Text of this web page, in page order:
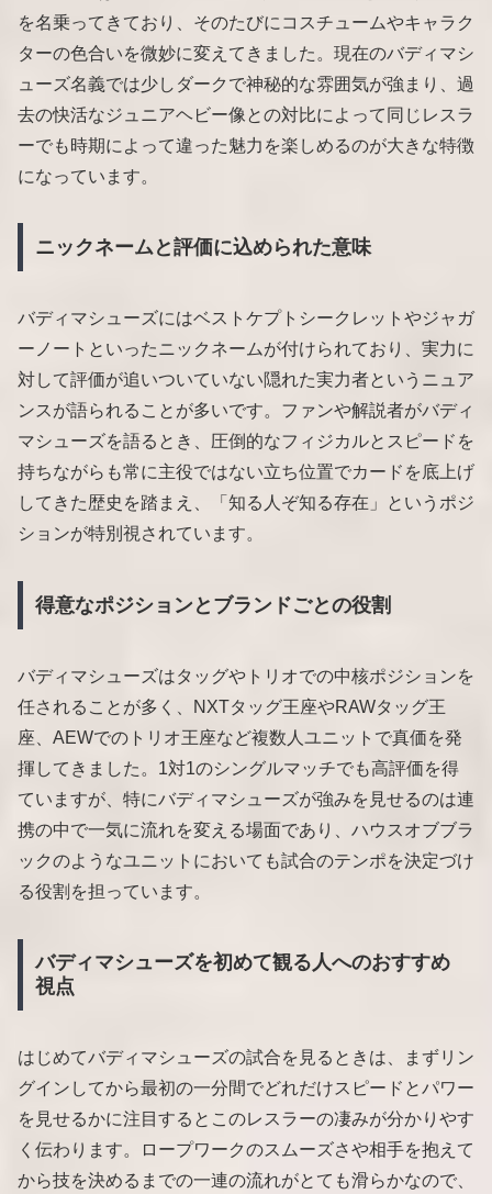
を名乗ってきており、そのたびにコスチュームやキャラク
ターの色合いを微妙に変えてきました。現在のバディマシ
ューズ名義では少しダークで神秘的な雰囲気が強まり、過
去の快活なジュニアヘビー像との対比によって同じレスラ
ーでも時期によって違った魅力を楽しめるのが大きな特徴
になっています。
ニックネームと評価に込められた意味
バディマシューズにはベストケプトシークレットやジャガ
ーノートといったニックネームが付けられており、実力に
対して評価が追いついていない隠れた実力者というニュア
ンスが語られることが多いです。ファンや解説者がバディ
マシューズを語るとき、圧倒的なフィジカルとスピードを
持ちながらも常に主役ではない立ち位置でカードを底上げ
してきた歴史を踏まえ、「知る人ぞ知る存在」というポジ
ションが特別視されています。
得意なポジションとブランドごとの役割
バディマシューズはタッグやトリオでの中核ポジションを
任されることが多く、NXTタッグ王座やRAWタッグ王
座、AEWでのトリオ王座など複数人ユニットで真価を発
揮してきました。1対1のシングルマッチでも高評価を得
ていますが、特にバディマシューズが強みを見せるのは連
携の中で一気に流れを変える場面であり、ハウスオブブラ
ックのようなユニットにおいても試合のテンポを決定づけ
る役割を担っています。
バディマシューズを初めて観る人へのおすすめ
視点
はじめてバディマシューズの試合を見るときは、まずリン
グインしてから最初の一分間でどれだけスピードとパワー
を見せるかに注目するとこのレスラーの凄みが分かりやす
く伝わります。ロープワークのスムーズさや相手を抱えて
から技を決めるまでの一連の流れがとても滑らかなので、